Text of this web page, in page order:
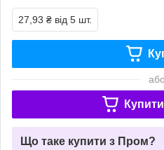
27,93 ₴ від 5 шт.
або
Що таке купити з Пром?